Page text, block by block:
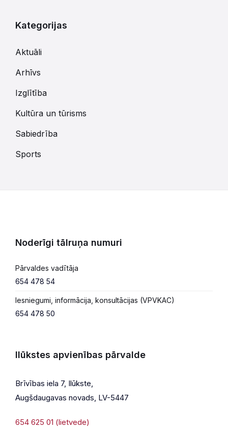
Kategorijas
Aktuāli
Arhīvs
Izglītība
Kultūra un tūrisms
Sabiedrība
Sports
Noderīgi tālruņa numuri
Pārvaldes vadītāja
654 478 54
Iesniegumi, informācija, konsultācijas (VPVKAC)
654 478 50
Ilūkstes apvienības pārvalde
Brīvības iela 7, Ilūkste,
Augšdaugavas novads, LV-5447
654 625 01 (lietvede)